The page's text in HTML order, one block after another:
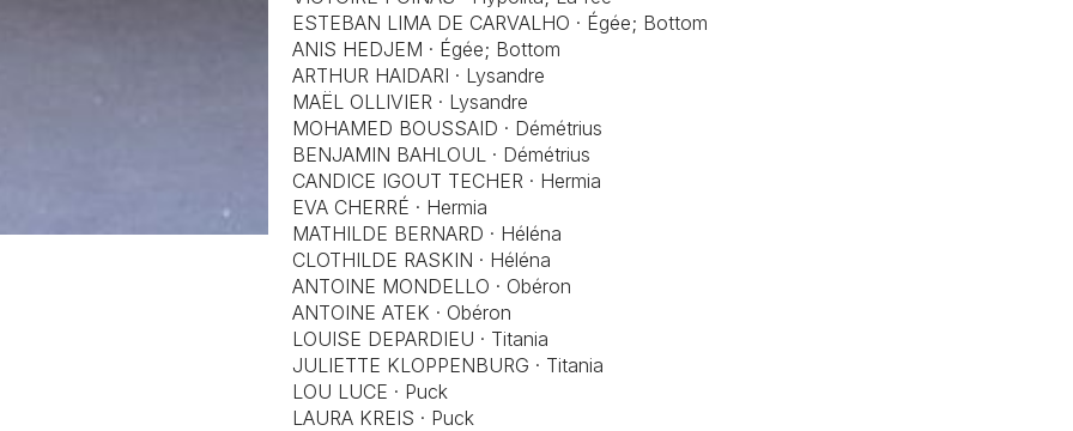
ESTEBAN LIMA DE CARVALHO · Égée; Bottom
ANIS HEDJEM · Égée; Bottom
ARTHUR HAIDARI · Lysandre
MAËL OLLIVIER · Lysandre
MOHAMED BOUSSAID · Démétrius
BENJAMIN BAHLOUL · Démétrius
CANDICE IGOUT TECHER · Hermia
EVA CHERRÉ · Hermia
MATHILDE BERNARD · Héléna
CLOTHILDE RASKIN · Héléna
ANTOINE MONDELLO · Obéron
ANTOINE ATEK · Obéron
LOUISE DEPARDIEU · Titania
JULIETTE KLOPPENBURG · Titania
LOU LUCE · Puck
LAURA KREIS · Puck